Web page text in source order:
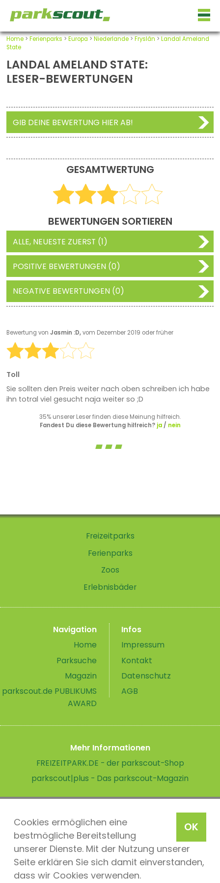
OK
Cookies ermöglichen eine
bestmögliche Bereitstellung
unserer Dienste. Mit der Nutzung unserer
Seite erklären Sie sich damit einverstanden,
dass wir Cookies verwenden.
Home> Ferienparks > Europa > Niederlande> Fryslân > Landal Ameland
State
LANDAL AMELAND STATE:
LESER-BEWERTUNGEN
GIB DEINE BEWERTUNG HIER AB!
GESAMTWERTUNG
BEWERTUNGEN SORTIEREN
ALLE, NEUESTE ZUERST (1)
POSITIVE BEWERTUNGEN (0)
NEGATIVE BEWERTUNGEN (0)
Bewertung von Jasmin :D,vom Dezember 2019 oder früher
Toll
Sie sollten den Preis weiter nach oben schreiben ich habe
ihn totral viel gesucht naja weiter so ;D
35% unserer Leser finden diese Meinung hilfreich.
Fandest Du diese Bewertung hilfreich? ja/ nein
Freizeitparks
Ferienparks
Zoos
Erlebnisbäder
Navigation
Home
Parksuche
Magazin
parkscout.de PUBLIKUMS
AWARD
Infos
Impressum
Kontakt
Datenschutz
AGB
Mehr Informationen
FREIZEITPARK.DE - der parkscout-Shop
parkscout|plus - Das parkscout-Magazin